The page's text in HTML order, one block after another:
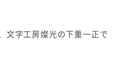
文字工房燦光の下重一正で